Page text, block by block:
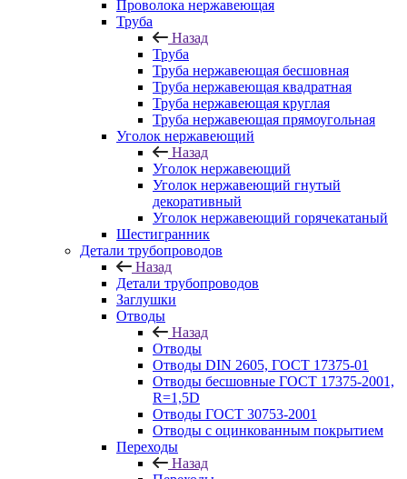
Проволока нержавеющая
Труба
Назад
Труба
Труба нержавеющая бесшовная
Труба нержавеющая квадратная
Труба нержавеющая круглая
Труба нержавеющая прямоугольная
Уголок нержавеющий
Назад
Уголок нержавеющий
Уголок нержавеющий гнутый
декоративный
Уголок нержавеющий горячекатаный
Шестигранник
Детали трубопроводов
Назад
Детали трубопроводов
Заглушки
Отводы
Назад
Отводы
Отводы DIN 2605, ГОСТ 17375-01
Отводы бесшовные ГОСТ 17375-2001,
R=1,5D
Отводы ГОСТ 30753-2001
Отводы с оцинкованным покрытием
Переходы
Назад